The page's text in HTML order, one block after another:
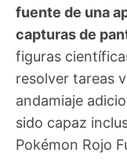
fuente de una
capturas de
figuras
resolver tareas
andamiaje
sido capaz
Pokémon Rojo